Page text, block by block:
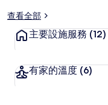
查看全部
主要設施服務 (12)
有家的溫度 (6)